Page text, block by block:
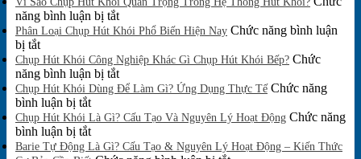
bình
luận
ở
Dụng
Tách
Cho
Từng
Hình
năng bình luận bị tắtở
Vì
Chụp
Hút
Khói
Trọng
Hệ
Phân Loại Chụp Hút Khói Phổ Biến Hiện Nay Chức năng bình luận
bị tắtở
Phân
Loại
Chụp
Hút
Khói
Phổ
Biến
Chụp Hút Khói Công Nghiệp Khác Gì Chụp Hút Khói Bếp? Chức
năng bình luận bị tắtở
Chụp
Khói
Nghiệp
Chụp Hút Khói Dùng Để Làm Gì? Ứng Dụng Thực Tế Chức năng
bình luận bị tắtở
Chụp
Hút
Khói
Chụp Hút Khói Là Gì? Cấu Tạo Và Nguyên Lý Hoạt Động Chức năng
bình luận bị tắtở
Chụp
Barie Tự Động Là Gì? Cấu Tạo & Nguyên Lý Hoạt Động – Kiến Thức